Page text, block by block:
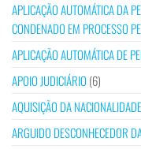
APLICAÇÃO AUTOMÁTICA DA
CONDENADO EM PROCESSO
APLICAÇÃO AUTOMÁTICA DE
APOIO JUDICIÁRIO (6)
AQUISIÇÃO DA
ARGUIDO DESCONHECEDOR